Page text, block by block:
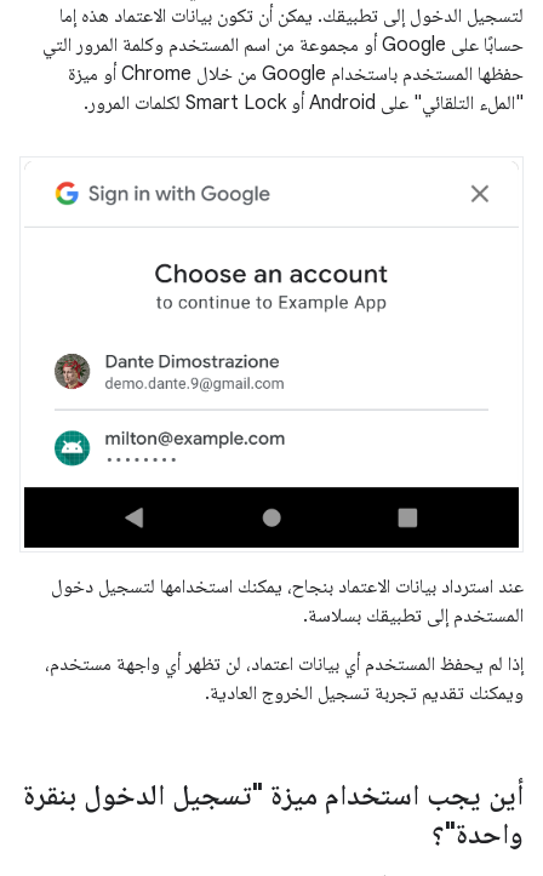
لتسجيل الدخول إلى تطبيقك. يمكن أن تكون بيانات الاعتماد هذه إما
حسابًا على Google أو مجموعة من اسم المستخدم وكلمة المرور التي
حفظها المستخدم باستخدام Google من خلال Chrome أو ميزة
"الملء التلقائي" على Android أو Smart Lock لكلمات المرور.
عند استرداد بيانات الاعتماد بنجاح، يمكنك استخدامها لتسجيل دخول
المستخدم إلى تطبيقك بسلاسة.
إذا لم يحفظ المستخدم أي بيانات اعتماد، لن تظهر أي واجهة مستخدم،
ويمكنك تقديم تجربة تسجيل الخروج العادية.
أين يجب استخدام ميزة "تسجيل الدخول بنقرة
واحدة"؟